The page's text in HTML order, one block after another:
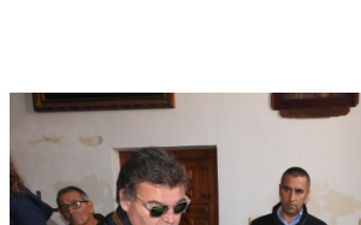
derechos y libertades LGTBI en un
rehabilita, sobre todo, la dignidad de
personas. La ONCE se ha sumado
reivindicación de la memoria